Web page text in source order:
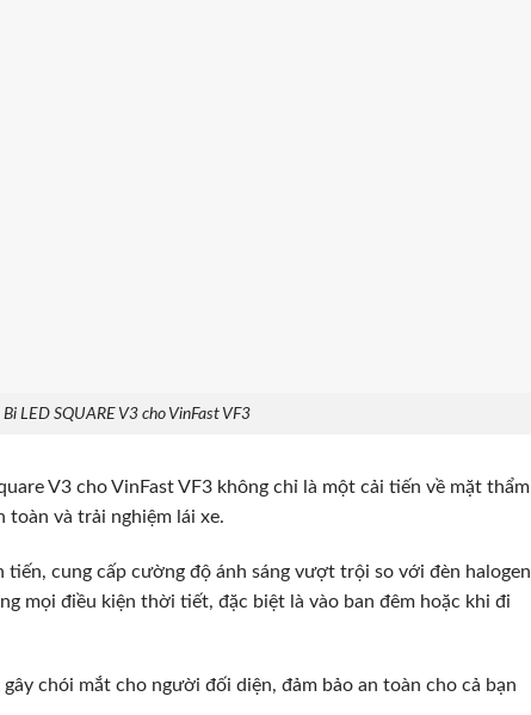
LED SQUARE V3 cho VinFast VF3
V3 cho VinFast VF3 không chỉ là một cải tiến về mặt thẩm
toàn và trải nghiệm lái xe.
tiến, cung cấp cường độ ánh sáng vượt trội so với đèn halogen
mọi điều kiện thời tiết, đặc biệt là vào ban đêm hoặc khi đi
chói mắt cho người đối diện, đảm bảo an toàn cho cả bạn